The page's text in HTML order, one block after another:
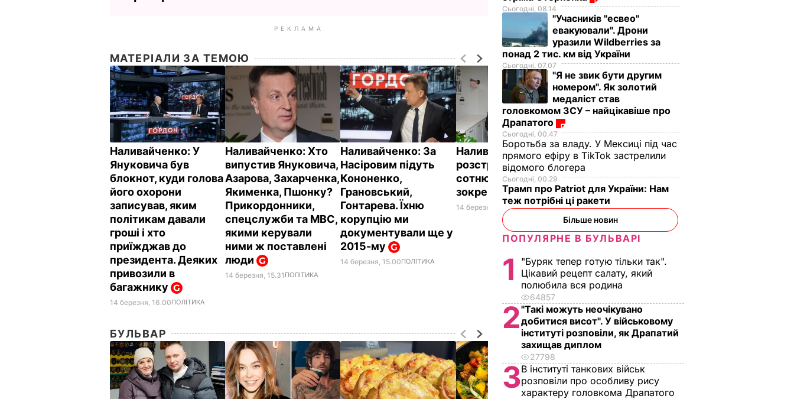
РЕКЛАМА
МАТЕРІАЛИ ЗА ТЕМОЮ
Наливайченко: У
Януковича був
блокнот, куди голова
його охорони
записував, яким
політикам давали
гроші і хто
приїжджав до
президента. Деяких
привозили в
багажнику
14 березня, 16.00ПОЛІТИКА
Наливайченко: Хто
випустив Януковича,
Азарова, Захарченка,
Якименка, Пшонку?
Прикордонники,
спецслужби та МВС,
якими керували
ними ж поставлені
люди
14 березня, 15.31 ПОЛІТИКА
Наливайченко: За
Насіровим підуть
Кононенко,
Грановський,
Гонтарева. Їхню
корупцію ми
документували ще у
2015-му
14 березня, 15.00ПОЛІТИКА
Наливайченко: Хто
розстріляв Небесну
сотню? Снайпери,
зокрема іноземні
14 березня, 14.32ПОЛІТИКА
Наливайченко:
Якименко та
Захарченко
передавали гроші в
Донецьк і Луганськ,
підбурюючи
місцевих
міліціонерів і
сепаратистів до
повстання
14 березня, 16.23
БУЛЬВАР
Сьогодні, 08.14
"Учасників "есвео"
евакуювали". Дрони
уразили Wildberries за
понад 2 тис. км від України
Сьогодні, 07.07
"Я не звик бути другим
номером". Як золотий
медаліст став
головкомом ЗСУ – найцікавіше про
Драпатого
Сьогодні, 00.47
Боротьба за владу. У Мексиці під час
прямого ефіру в TikTok застрелили
відомого блогера
Сьогодні, 00.29
Трамп про Patriot для України: Нам
теж потрібні ці ракети
Більше новин
ПОПУЛЯРНЕ В БУЛЬВАРІ
1
"Буряк тепер готую тільки так".
Цікавий рецепт салату, який
полюбила вся родина
64857
2"Такі можуть неочікувано
добитися висот". У військовому
інституті розповіли, як Драпатий
захищав диплом
27798
3В інституті танкових військ
розповіли про особливу рису
характеру головкома Драпатого